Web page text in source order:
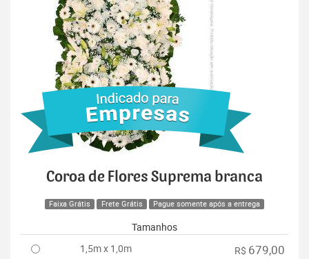
Coroa de Flores Suprema branca
Faixa Grátis Frete Grátis Pague somente após a entrega
Tamanhos
1,5m x 1,0m
R$ 679,00